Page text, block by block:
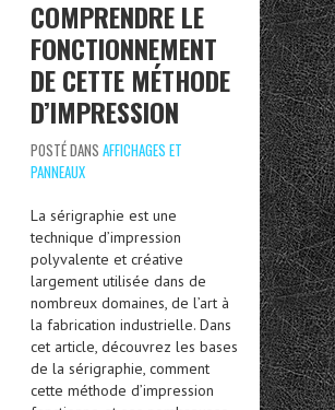
COMPRENDRE LE
FONCTIONNEMENT
DE CETTE MÉTHODE
D’IMPRESSION
POSTÉ DANS AFFICHAGES ET
PANNEAUX
La sérigraphie est une
technique d’impression
polyvalente et créative
largement utilisée dans de
nombreux domaines, de l’art à
la fabrication industrielle. Dans
cet article, découvrez les bases
de la sérigraphie, comment
cette méthode d’impression